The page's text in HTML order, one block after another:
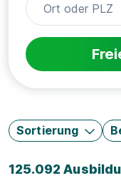
Sortierung
125.092